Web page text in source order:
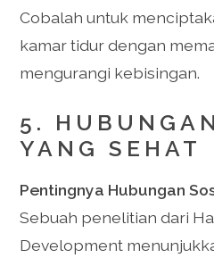
Cobalah untuk
kamar tidur dengan
mengurangi kebisingan.
5.
YANG SEHAT
Pentingnya Hubungan
Sebuah penelitian dari
Development